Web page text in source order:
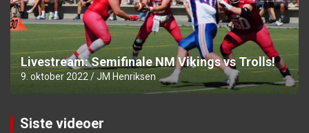
Livestream: Semifinale NM Vikings vs Trolls!
9. oktober 2022 JM Henriksen
Siste videoer